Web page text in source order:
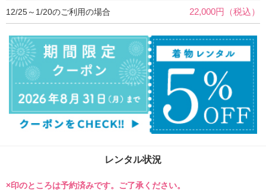
12/25～1/20のご利用の場合 22,000円（税込）
レンタル状況
×印のところは予約済みです。ご了承ください。